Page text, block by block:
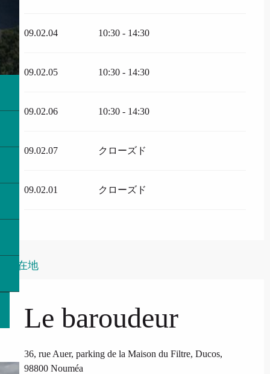
09.02.04 10:30 - 14:30
09.02.05 10:30 - 14:30
09.02.06 10:30 - 14:30
09.02.07 クローズド
09.02.01 クローズド
所在地
Le baroudeur
36, rue Auer, parking de la Maison du Filtre, Ducos,
98800 Nouméa